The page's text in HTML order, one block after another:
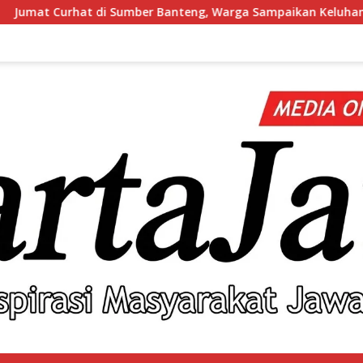
Banteng, Warga Sampaikan Keluhan hingga Minta Polsek